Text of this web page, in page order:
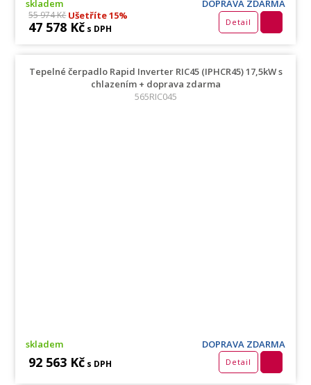
skladem DOPRAVA ZDARMA
55 974 KčUšetříte 15%
47 578 Kč s DPH
Detail
Tepelné čerpadlo Rapid Inverter RIC45 (IPHCR45) 17,5kW s
chlazením + doprava zdarma
565RIC045
skladem DOPRAVA ZDARMA
92 563 Kč s DPH Detail